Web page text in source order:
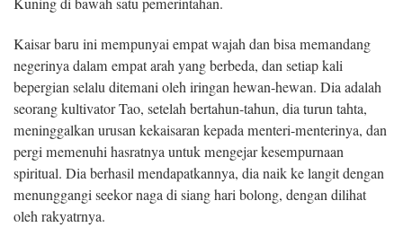
Kaisar baru ini mempunyai empat wajah dan bisa memandang
negerinya dalam empat arah yang berbeda, dan setiap kali
bepergian selalu ditemani oleh iringan hewan-hewan. Dia adalah
seorang kultivator Tao, setelah bertahun-tahun, dia turun tahta,
meninggalkan urusan kekaisaran kepada menteri-menterinya, dan
pergi memenuhi hasratnya untuk mengejar kesempurnaan
spiritual. Dia berhasil mendapatkannya, dia naik ke langit dengan
menunggangi seekor naga di siang hari bolong, dengan dilihat
oleh rakyatrnya.